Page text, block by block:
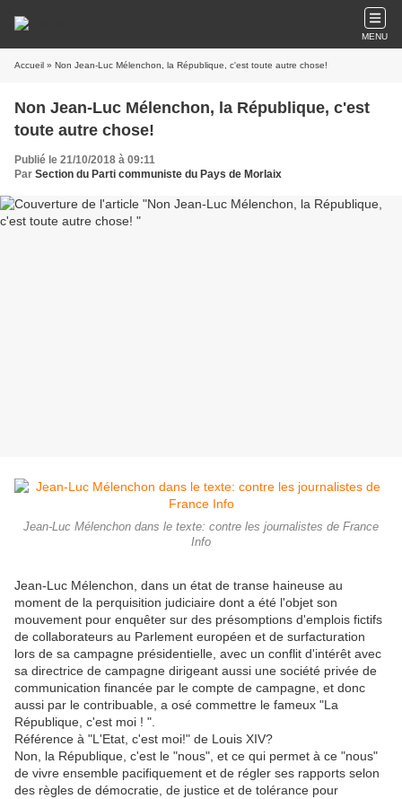
MENU
Accueil » Non Jean-Luc Mélenchon, la République, c'est toute autre chose!
Non Jean-Luc Mélenchon, la République, c'est
toute autre chose!
Publié le 21/10/2018 à 09:11
Par Section du Parti communiste du Pays de Morlaix
Jean-Luc Mélenchon dans le texte: contre les journalistes de France
Info
Jean-Luc Mélenchon, dans un état de transe haineuse au
moment de la perquisition judiciaire dont a été l'objet son
mouvement pour enquêter sur des présomptions d'emplois fictifs
de collaborateurs au Parlement européen et de surfacturation
lors de sa campagne présidentielle, avec un conflit d'intérêt avec
sa directrice de campagne dirigeant aussi une société privée de
communication financée par le compte de campagne, et donc
aussi par le contribuable, a osé commettre le fameux "La
République, c'est moi ! ".
Référence à "L'Etat, c'est moi!" de Louis XIV?
Non, la République, c'est le "nous", et ce qui permet à ce "nous"
de vivre ensemble pacifiquement et de régler ses rapports selon
des règles de démocratie, de justice et de tolérance pour